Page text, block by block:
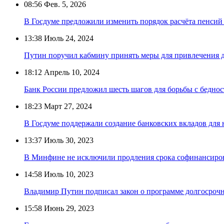
08:56 Фев. 5, 2026
В Госдуме предложили изменить порядок расчёта
13:38 Июль 24, 2024
Путин поручил кабмину принять меры для привлечения
18:12 Апрель 10, 2024
Банк России предложил шесть шагов для борьбы с
18:23 Март 27, 2024
В Госдуме поддержали создание банковских вкладов
13:37 Июль 30, 2023
В Минфине не исключили продления срока
14:58 Июль 10, 2023
Владимир Путин подписал закон о программе
15:58 Июнь 29, 2023